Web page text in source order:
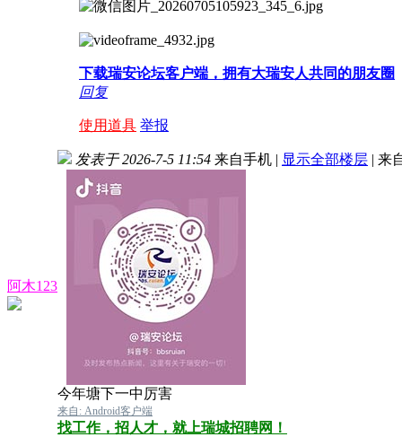
下载瑞安论坛客户端，拥有大瑞安人共同的朋友圈
回复
使用道具 举报
阿木123
发表于 2026-7-5 11:54 来自手机 | 显示全部楼层 | 来
今年塘下一中厉害
来自: Android客户端
找工作，招人才，就上瑞城招聘网！